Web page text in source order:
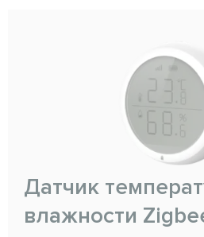
Датчик
влажности